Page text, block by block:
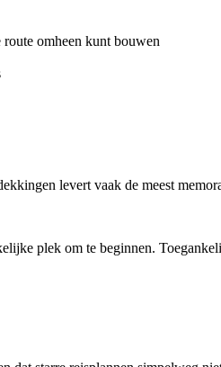
omheen kunt bouwen
levert vaak de meest
plek om te beginnen.